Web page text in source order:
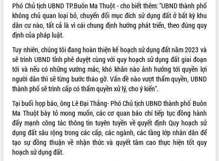
Phó Chủ tịch UBND TP.Buôn Ma Thuột - cho biết thêm: "UBND thành phố
không chủ quan loại bỏ, chuyển đổi mục đích sử dụng đất ở bất kỳ khu
dân cư nào, tất cả là vì cái chung định hướng phát triển, theo đúng quy
định của pháp luật.
Tuy nhiên, chúng tôi đang hoàn thiện kế hoạch sử dụng đất năm 2023 và
sẽ trình UBND tỉnh phê duyệt cùng với quy hoạch sử dụng đất giai đoạn
tới và nếu có những vướng mắc, khó khăn nào ảnh hưởng tới quyền lợi
người dân thì sẽ từng bước tháo gỡ. Vấn đề nào vượt thẩm quyền, UBND
thành phố sẽ trình cấp có thẩm quyền xử lý, cho ý kiến".
Tại buổi họp báo, ông Lê Đại Thắng- Phó Chủ tịch UBND thành phố Buôn
Ma Thuột bày tỏ mong muốn, các cơ quan báo chí tiếp tục đồng hành
đẩy mạnh công tác thông tin tuyên tuyền về quyết định Quy hoạch sử
dụng đất sâu rộng trong các cấp, các ngành, các tầng lớp nhân dân để
tạo sự đồng thuận về nhận thức và quyết tâm cao thực hiện tốt quy
hoạch sử dụng đất.